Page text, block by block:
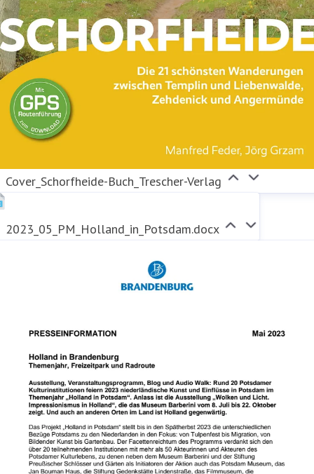
Cover_Schorfheide-Buch_Trescher-Verlag
2023_05_PM_Holland_in_Potsdam.docx